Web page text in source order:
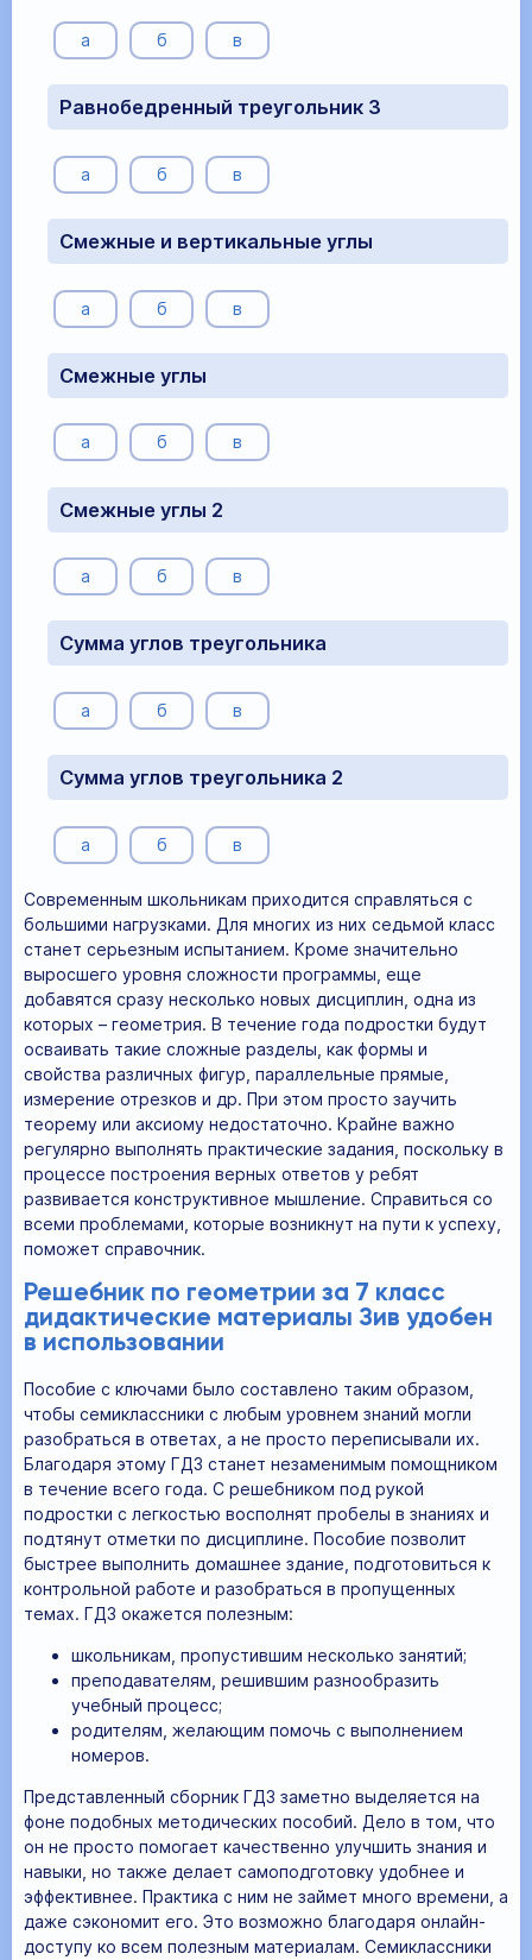
а б в
Равнобедренный треугольник 3
а б в
Смежные и вертикальные углы
а б в
Смежные углы
а б в
Смежные углы 2
а б в
Сумма углов треугольника
а б в
Сумма углов треугольника 2
а б в
Современным школьникам приходится справляться с
большими нагрузками. Для многих из них седьмой класс
станет серьезным испытанием. Кроме значительно
выросшего уровня сложности программы, еще
добавятся сразу несколько новых дисциплин, одна из
которых – геометрия. В течение года подростки будут
осваивать такие сложные разделы, как формы и
свойства различных фигур, параллельные прямые,
измерение отрезков и др. При этом просто заучить
теорему или аксиому недостаточно. Крайне важно
регулярно выполнять практические задания, поскольку в
процессе построения верных ответов у ребят
развивается конструктивное мышление. Справиться со
всеми проблемами, которые возникнут на пути к успеху,
поможет справочник.
Решебник по геометрии за 7 класс
дидактические материалы Зив удобен
в использовании
Пособие с ключами было составлено таким образом,
чтобы семиклассники с любым уровнем знаний могли
разобраться в ответах, а не просто переписывали их.
Благодаря этому ГДЗ станет незаменимым помощником
в течение всего года. С решебником под рукой
подростки с легкостью восполнят пробелы в знаниях и
подтянут отметки по дисциплине. Пособие позволит
быстрее выполнить домашнее здание, подготовиться к
контрольной работе и разобраться в пропущенных
темах. ГДЗ окажется полезным:
школьникам, пропустившим несколько занятий;
преподавателям, решившим разнообразить
учебный процесс;
родителям, желающим помочь с выполнением
номеров.
Представленный сборник ГДЗ заметно выделяется на
фоне подобных методических пособий. Дело в том, что
он не просто помогает качественно улучшить знания и
навыки, но также делает самоподготовку удобнее и
эффективнее. Практика с ним не займет много времени, а
даже сэкономит его. Это возможно благодаря онлайн-
доступу ко всем полезным материалам. Семиклассники